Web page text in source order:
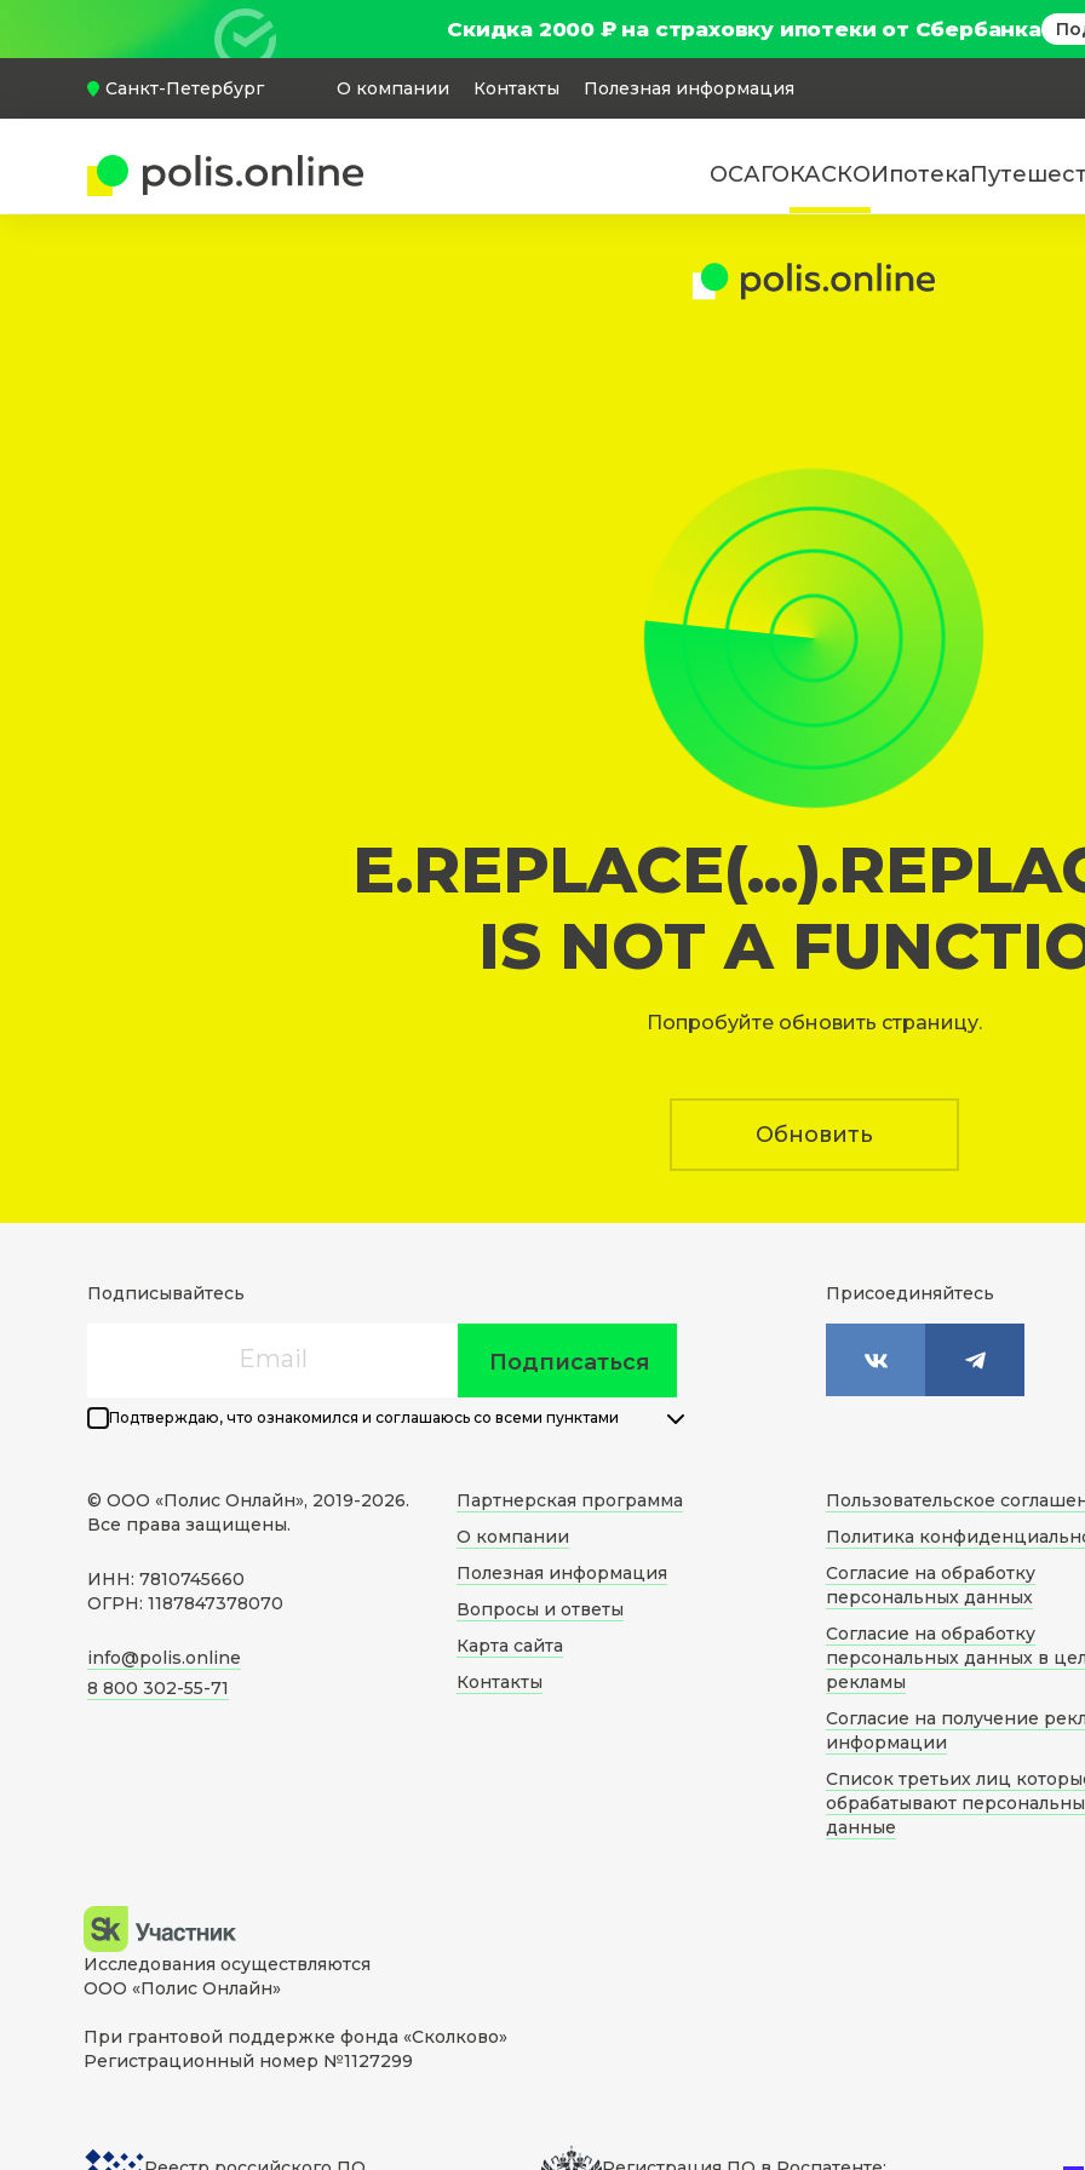
Скидка 2000 ₽ на страховку ипотеки от Сбербанка
Санкт-Петербург О компании Контакты Полезная информация
ОСАГОКАСКОИпотека
IS NOT A
Попробуйте обновить страницу.
Обновить
Подписывайтесь
Подписаться
Подтверждаю, что ознакомился и соглашаюсь со всеми пунктами
Присоединяйтесь
© ООО «Полис Онлайн», 2019-2026.
Все права защищены.
ИНН: 7810745660
ОГРН: 1187847378070
info@polis.online
8 800 302-55-71
Партнерская программа
О компании
Полезная информация
Вопросы и ответы
Карта сайта
Контакты
Пользовательское
Политика
Согласие на обработку
персональных данных
Согласие на обработку
персональных данных в
рекламы
Согласие на получение
информации
Список третьих лиц
обрабатывают
данные
Исследования осуществляются
ООО «Полис Онлайн»
При грантовой поддержке фонда «Сколково»
Регистрационный номер №1127299